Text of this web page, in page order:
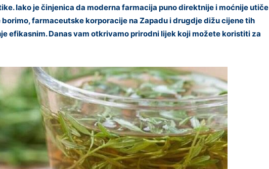
Iako je činjenica da moderna farmacija puno direktnije i moćnije utiče
borimo, farmaceutske korporacije na Zapadu i drugdje dižu cijene tih
efikasnim. Danas vam otkrivamo prirodni lijek koji možete koristiti za